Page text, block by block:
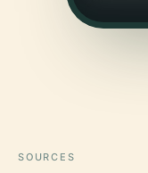
SOURCES